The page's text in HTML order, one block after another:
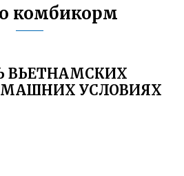
комбикорм
ВЬЕТНАМСКИХ
УСЛОВИЯХ